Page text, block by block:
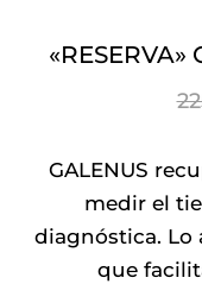
«RESERVA»
GALENUS
medir el
diagnóstica. Lo
que